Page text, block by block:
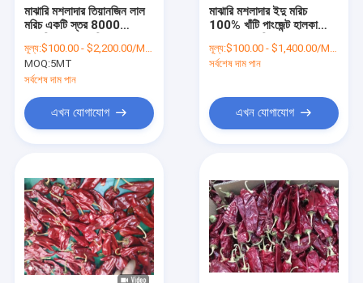
মাঝারি মশলাদার তিয়ানজিন লাল
মরিচ একটি স্তর 8000
মূল্য:$100.00 - $2,200.00/Metric Tons
MOQ:5MT
সর্বশেষ দাম পান
এখন যোগাযোগ
মাঝারি মশলাদার ইদু মরিচ
100% খাঁটি পাংজেন্ট হালকা
মূল্য:$100.00 - $1,400.00/Metric Tons
সর্বশেষ দাম পান
এখন যোগাযোগ